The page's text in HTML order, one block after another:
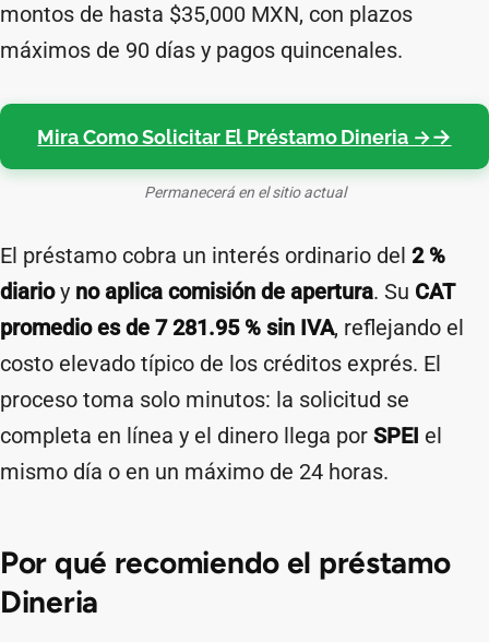
montos de hasta $35,000 MXN, con plazos
máximos de 90 días y pagos quincenales.
Mira Como Solicitar El Préstamo Dineria →
Permanecerá en el sitio actual
El préstamo cobra un interés ordinario del 2 %
diarioy no aplica comisión de apertura. Su CAT
promedio es de 7 281.95 % sin IVA, reflejando el
costo elevado típico de los créditos exprés. El
proceso toma solo minutos: la solicitud se
completa en línea y el dinero llega por SPEI el
mismo día o en un máximo de 24 horas.
Por qué recomiendo el préstamo
Dineria